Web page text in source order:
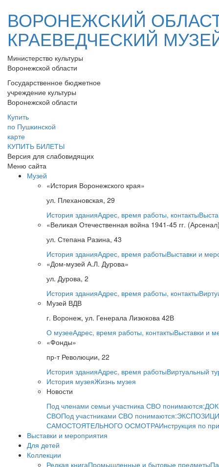
ВОРОНЕЖСКИЙ
КРАЕВЕДЧЕСКИЙ
Министерство культуры
Воронежской области
Государственное бюджетное
учреждение культуры
Воронежской области
Купить
по Пушкинской
карте
КУПИТЬ БИЛЕТЫ
Версия для слабовидящих
Меню сайта
Музей
«История Воронежского края»
ул. Плехановская, 29
История зданияАдрес, время работы, контакты
«Великая Отечественная война 1941-45 гг.
ул. Степана Разина, 43
История зданияАдрес, время работыВыставки и
«Дом-музей А.Л. Дурова»
ул. Дурова, 2
История зданияАдрес, время работы, контакты
Музей ВДВ
г. Воронеж, ул. Генерала Лизюкова 42В
О музееАдрес, время работы, контактыВыставки и
«Фонды»
пр-т Революции, 22
История зданияАдрес, время работыВиртуальный
История музеяЖизнь музея
Новости
Под членами семьи участника СВО понимаются:
СВОПод участниками СВО понимаются:
САМОСТОЯТЕЛЬНОГО ОСМОТРАИнструкция по
Выставки и мероприятия
Для детей
Коллекции
Редкая книгаПромышленные и бытовые предметы